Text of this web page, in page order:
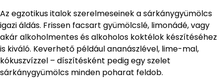
Az egzotikus italok szerelmeseinek a sárkánygyümölcs
igazi áldás. Frissen facsart gyümölcslé, limonádé, vagy
akár alkoholmentes és alkoholos koktélok készítéséhez
is kiváló. Keverhető például ananászlével, lime-mal,
kókuszvízzel – díszítésként pedig egy szelet
sárkánygyümölcs minden poharat feldob.